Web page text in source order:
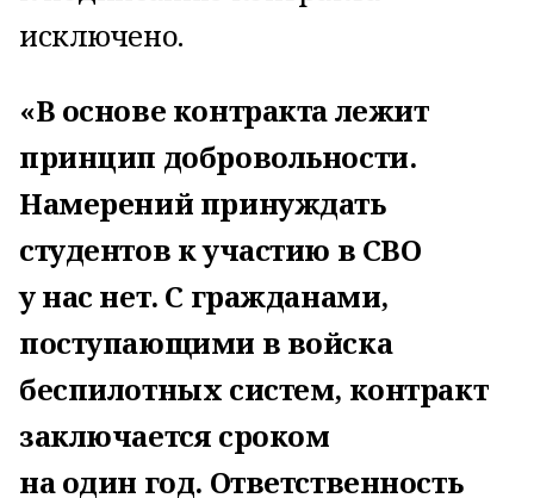
исключено.
«В основе контракта лежит
принцип добровольности.
Намерений принуждать
студентов к участию в СВО
у нас нет. С гражданами,
поступающими в войска
беспилотных систем, контракт
заключается сроком
на один год. Ответственность